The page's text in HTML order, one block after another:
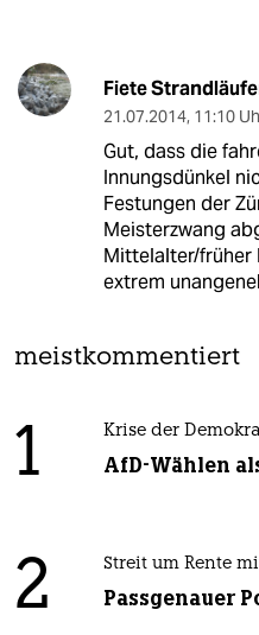
Fiete
21.07.2014, 11:10
Gut, dass die
Innungsdünkel
Festungen der
Meisterzwang
Mittelalter/früher
extrem
meistkommentiert
1 Krise der
AfD-Wählen
2 Streit um Rente
Passgenauer